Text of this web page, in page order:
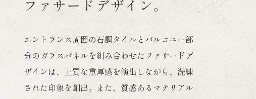
ファサードデザイン。
エントランス周囲の石調タイルとバルコニー部
分のガラスパネルを組み合わせたファサードデ
ザインは、上質な重厚感を演出しながら、 洗練
された印象を創出。 また、質感あるマテリアル